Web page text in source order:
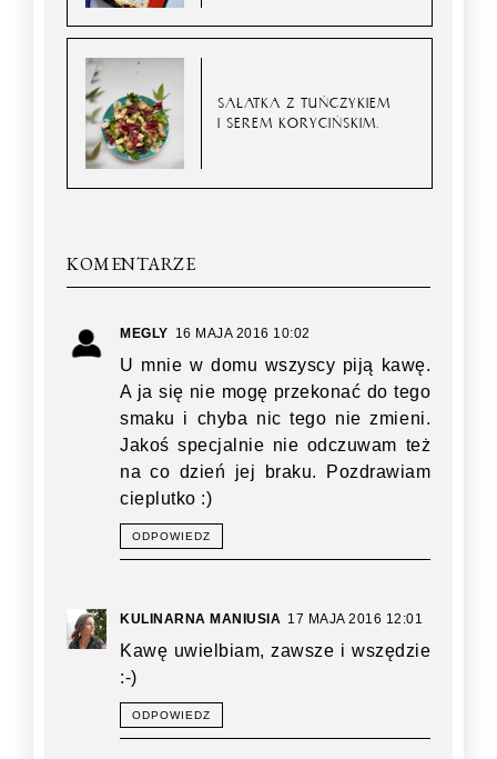
SAŁATKA Z TUŃCZYKIEM
I SEREM KORYCIŃSKIM.
KOMENTARZE
MEGLY 16 MAJA 2016 10:02
U mnie w domu wszyscy piją kawę.
A ja się nie mogę przekonać do tego
smaku i chyba nic tego nie zmieni.
Jakoś specjalnie nie odczuwam też
na co dzień jej braku. Pozdrawiam
cieplutko :)
ODPOWIEDZ
KULINARNA MANIUSIA 17 MAJA 2016 12:01
Kawę uwielbiam, zawsze i wszędzie
:-)
ODPOWIEDZ